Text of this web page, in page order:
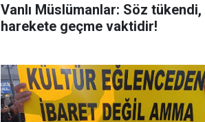
Vanlı Müslümanlar: Söz tükendi,
harekete geçme vaktidir!